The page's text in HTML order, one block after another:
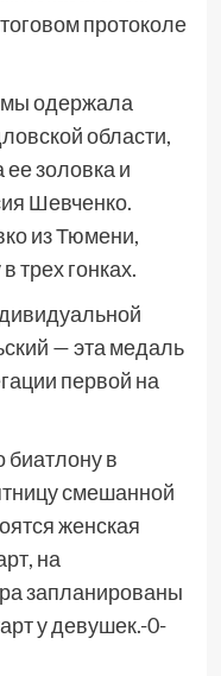
протоколе
одержала
области,
золовка и
Шевченко.
из Тюмени,
трех гонках.
— эта медаль
первой на
в
смешанной
женская
на
запланированы
у девушек.-0-